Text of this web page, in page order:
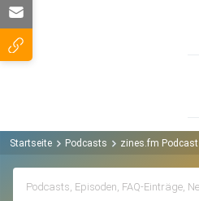
Startseite Podcasts zines.fm Podcast